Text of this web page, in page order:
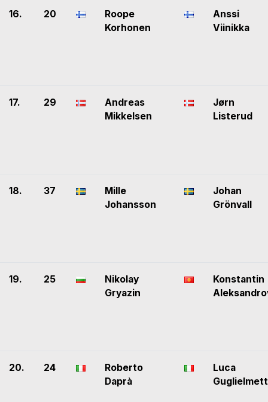
16. 20
Roope
Korhonen
Anssi
Viinikka
17. 29
Andreas
Mikkelsen
Jørn
Listerud
18. 37
Mille
Johansson
Johan
Grönvall
19. 25
Nikolay
Gryazin
Konstantin
20. 24
Roberto
Daprà
Luca